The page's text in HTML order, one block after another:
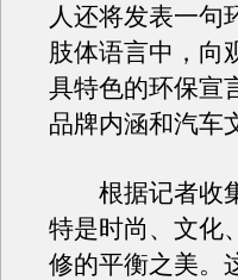
人还将发表一句
肢体语言中，向
具特色的环保宣
品牌内涵和汽车
根据记者收集
特是时尚、文化
修的平衡之美。